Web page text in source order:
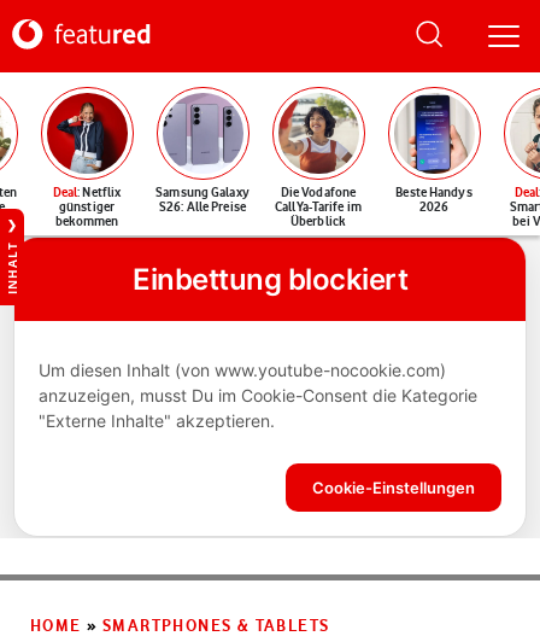
Deal: Netflix
günstiger
bekommen
Samsung Galaxy
S26: Alle Preise
Die Vodafone
CallYa-Tarife im
Überblick
Beste Handys
2026
Deal
bei
INHALT
HOME » SMARTPHONES & TABLETS